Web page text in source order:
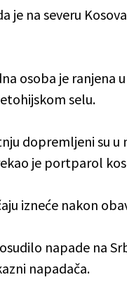
je na severu
osoba je ranjena
selu.
dopremljeni su
je portparol
izneće nakon
napade na
napadača.